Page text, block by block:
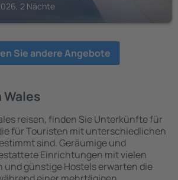
2 Nächte
Sie andere Angebote
reisen, finden Sie Unterkünfte für
für Touristen mit unterschiedlichen
sind. Geräumige und
Einrichtungen mit vielen
günstige Hostels erwarten die